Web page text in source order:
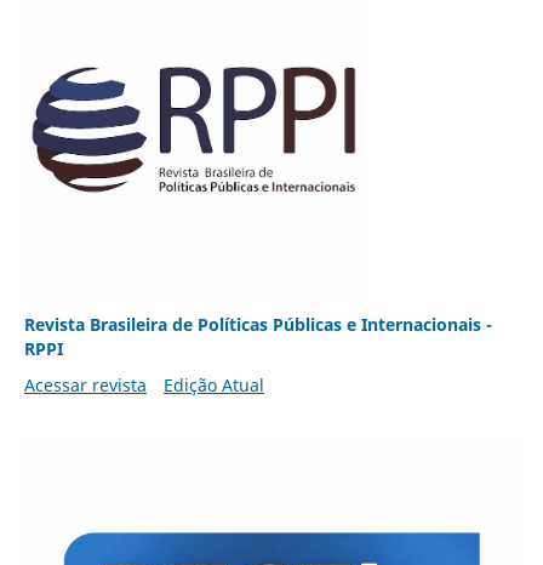
Revista Brasileira de Políticas Públicas e Internacionais -
RPPI
Acessar revista
Edição Atual